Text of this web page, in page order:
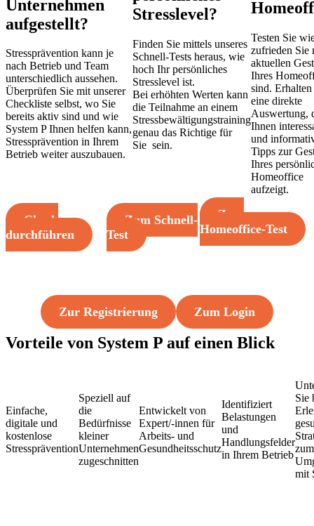
Unternehmen
aufgestellt?
Stressprävention kann je
nach Betrieb und Team
unterschiedlich aussehen.
Überprüfen Sie mit unserer
Checkliste selbst, wo Sie
bereits aktiv sind und wie
System P Ihnen helfen kann,
Stressprävention in Ihrem
Betrieb weiter auszubauen.
Stresslevel?
Finden Sie mittels unseres
Schnell-Tests heraus, wie
hoch Ihr persönliches
Stresslevel ist.
Bei erhöhten Werten kann
die Teilnahme an einem
Stressbewältigungstraining
genau das Richtige für
Sie sein.
Testen Sie
zufrieden Sie
aktuellen
Ihres
sind. Erhalten
eine direkte
Auswertung,
Ihnen
und
Tipps zur
Ihres
Homeoffice
aufzeigt.
Check
durchführen
Zum Schnell-
Test
Zum
Homeoffice-Test
Zur Registrierung Zum Login
Vorteile von System P auf einen Blick
Einfache,
digitale und
kostenlose
Stressprävention
Speziell auf
die
Bedürfnisse
kleiner
Unternehmen
zugeschnitten
Entwickelt von
Expert/-innen für
Arbeits- und
Gesundheitsschutz
Identifiziert
Belastungen
und
Handlungsfelder
in Ihrem Betrieb
Sie
zum
mit